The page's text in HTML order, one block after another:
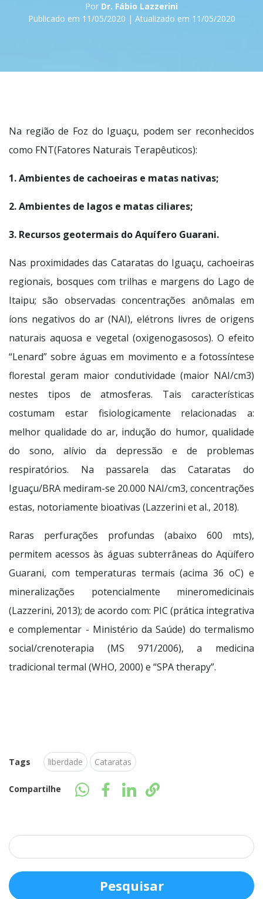
Por Dr. Fábio Lazzerini
Publicado em 11/05/2020 | Atualizado em 11/05/2020
Na região de Foz do Iguaçu, podem ser reconhecidos
como FNT(Fatores Naturais Terapêuticos):
1. Ambientes de cachoeiras e matas nativas;
2. Ambientes de lagos e matas ciliares;
3. Recursos geotermais do Aquífero Guarani.
Nas proximidades das Cataratas do Iguaçu, cachoeiras
regionais, bosques com trilhas e margens do Lago de
Itaipu; são observadas concentrações anômalas em
íons negativos do ar (NAI), elétrons livres de origens
naturais aquosa e vegetal (oxigenogasosos). O efeito
“Lenard” sobre águas em movimento e a fotossíntese
florestal geram maior condutividade (maior NAI/cm3)
nestes tipos de atmosferas. Tais características
costumam estar fisiologicamente relacionadas a:
melhor qualidade do ar, indução do humor, qualidade
do sono, alívio da depressão e de problemas
respiratórios. Na passarela das Cataratas do
Iguaçu/BRA mediram-se 20.000 NAI/cm3, concentrações
estas, notoriamente bioativas (Lazzerini et al., 2018).
Raras perfurações profundas (abaixo 600 mts),
permitem acessos às águas subterrâneas do Aqüífero
Guarani, com temperaturas termais (acima 36 oC) e
mineralizações potencialmente mineromedicinais
(Lazzerini, 2013); de acordo com: PIC (prática integrativa
e complementar - Ministério da Saúde) do termalismo
social/crenoterapia (MS 971/2006), a medicina
tradicional termal (WHO, 2000) e “SPA therapy”.
Tags liberdade Cataratas
Compartilhe